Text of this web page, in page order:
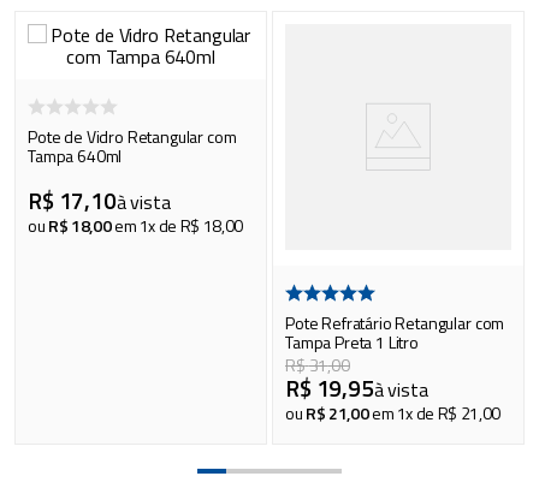
Pote de Vidro Retangular com
Tampa 640ml
R$ 17,10à vista
ouR$18,00em1x deR$ 18,00
Pote Refratário Retangular com
Tampa Preta 1 Litro
R$31,00
R$ 19,95à vista
ouR$21,00em1x deR$ 21,00